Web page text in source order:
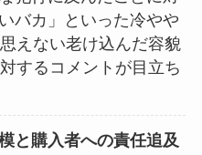
バカ」といった冷やや
えない老け込んだ容貌
するコメントが目立ち
と購入者への責任追及